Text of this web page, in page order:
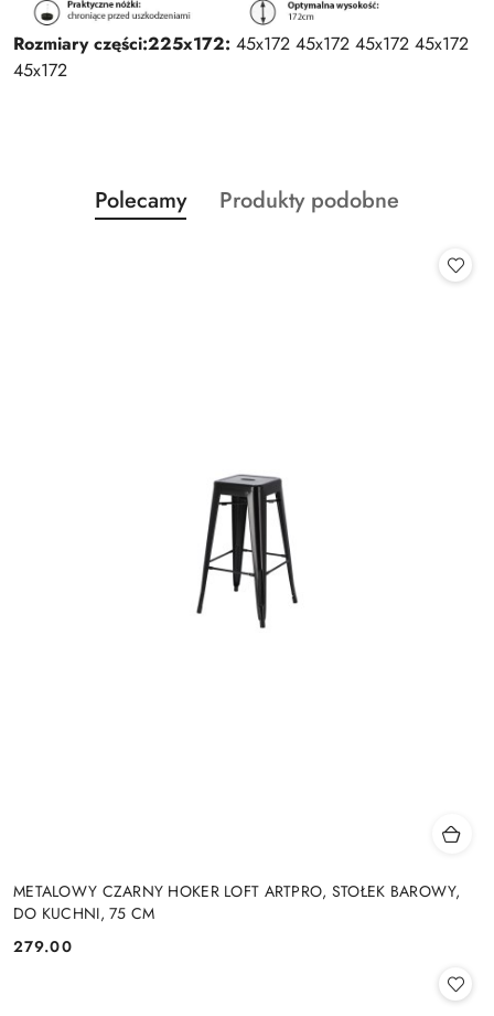
Rozmiary części:225x172: 45x172 45x172 45x172 45x172
45x172
Pomiń karuzelę produktów
Produkty
o
Polecamy
Produkty
Produkty podobne
METALOWY CZARNY HOKER LOFT ARTPRO, STOŁEK BAROWY,
DO KUCHNI, 75 CM
Cena:
279.00